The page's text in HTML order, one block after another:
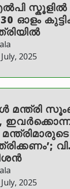
സ്കൂളിൽ
ഓളം
2025
മന്ത്രി
2025